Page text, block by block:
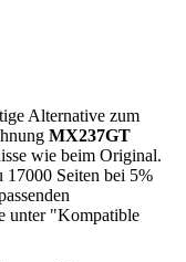
Alternative zum
MX237GT
wie beim Original.
17000 Seiten bei 5%
unter "Kompatible